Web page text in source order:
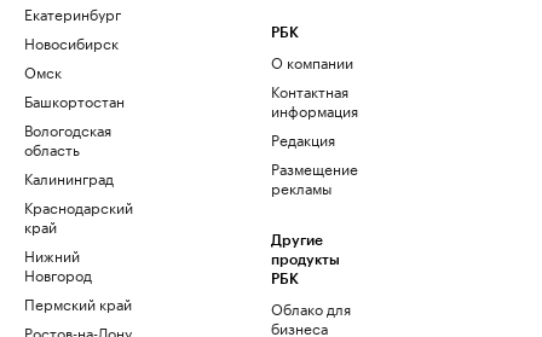
Екатеринбург
Новосибирск
Омск
Башкортостан
Вологодская
область
Калининград
Краснодарский
край
Нижний
Новгород
Пермский край
Ростов-на-Дону
РБК
О компании
Контактная
информация
Редакция
Размещение
рекламы
Другие
продукты
РБК
Облако для
бизнеса